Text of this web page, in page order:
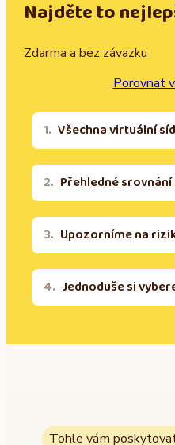
Najděte to
Zdarma a bez závazku
Porovnat
Všechna virtuální
Přehledné
Upozorníme na
Jednoduše si
Tohle vám